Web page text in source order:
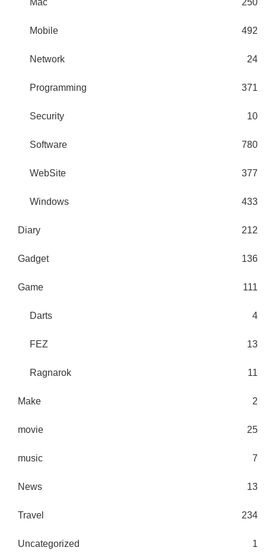
Mobile 492
Network 24
Programming 371
Security 10
Software 780
WebSite 377
Windows 433
Diary 212
Gadget 136
Game 111
Darts 4
FEZ 13
Ragnarok 11
Make 2
movie 25
music 7
News 13
Travel 234
Uncategorized 1